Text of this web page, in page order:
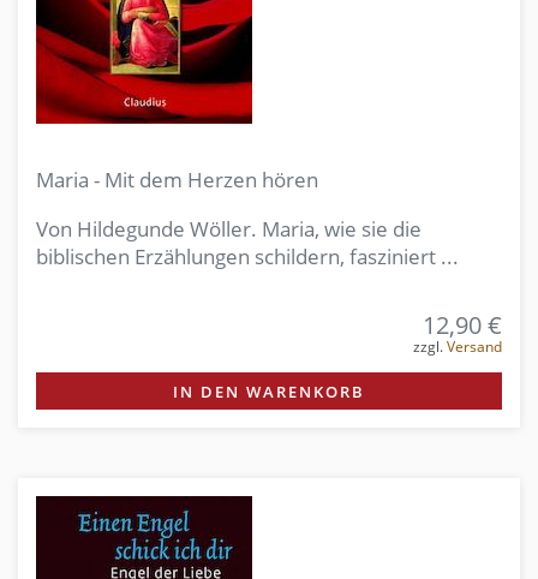
Maria - Mit dem Herzen hören
Von Hildegunde Wöller. Maria, wie sie die
biblischen Erzählungen schildern, fasziniert ...
12,90 €
zzgl.Versand
IN DEN WARENKORB